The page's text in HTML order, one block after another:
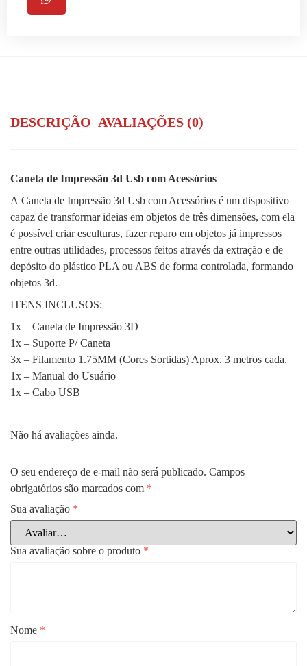
DESCRIÇÃO AVALIAÇÕES (0)
Caneta de Impressão 3d Usb com Acessórios
A Caneta de Impressão 3d Usb com Acessórios é um dispositivo
capaz de transformar ideias em objetos de três dimensões, com ela
é possível criar esculturas, fazer reparo em objetos já impressos
entre outras utilidades, processos feitos através da extração e de
depósito do plástico PLA ou ABS de forma controlada, formando
objetos 3d.
ITENS INCLUSOS:
1x – Caneta de Impressão 3D
1x – Suporte P/ Caneta
3x – Filamento 1.75MM (Cores Sortidas) Aprox. 3 metros cada.
1x – Manual do Usuário
1x – Cabo USB
Não há avaliações ainda.
O seu endereço de e-mail não será publicado. Campos
obrigatórios são marcados com *
Sua avaliação *
Sua avaliação sobre o produto *
Nome *